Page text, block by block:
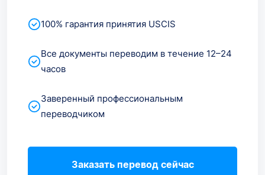
100% гарантия принятия USCIS
Все документы переводим в течение 12–24
часов
Заверенный профессиональным
переводчиком
Заказать перевод сейчас